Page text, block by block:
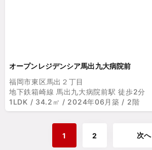
オープンレジデンシア馬出九大病院前
福岡市東区馬出２丁目
地下鉄箱崎線 馬出九大病院前駅 徒歩2分
1LDK / 34.2㎡ / 2024年06月築 / 2階
1 2 次へ